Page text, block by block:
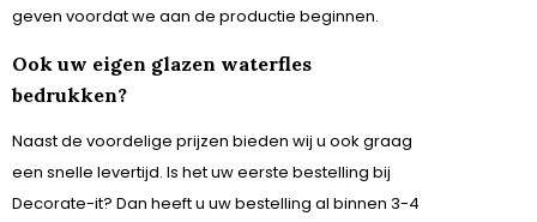
geven voordat we aan de productie beginnen.
Ook uw eigen glazen waterfles
bedrukken?
Naast de voordelige prijzen bieden wij u ook graag
een snelle levertijd. Is het uw eerste bestelling bij
Decorate-it? Dan heeft u uw bestelling al binnen 3-4